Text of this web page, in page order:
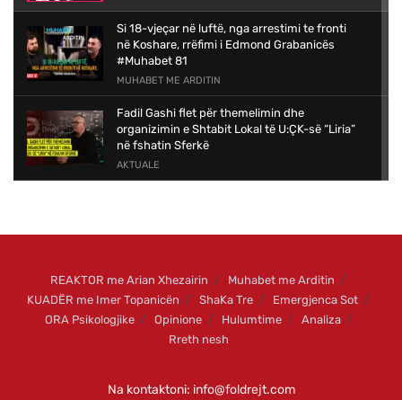
Si 18-vjeçar në luftë, nga arrestimi te fronti
në Koshare, rrëfimi i Edmond Grabanicës
#Muhabet 81
MUHABET ME ARDITIN
Fadil Gashi flet për themelimin dhe
organizimin e Shtabit Lokal të U:ÇK-së “Liria”
në fshatin Sferkë
AKTUALE
Kaligrafia e piktura e Semra Rashitit në
Çarshinë e vjetër të Shkupit | NARRACION
NARRACION
REAKTOR me ‪Arian Xhezairin
Muhabet me Arditin
KUADËR me Imer Topanicën
ShaKa Tre
Emergjenca Sot
ORA Psikologjike
Opinione Hulumtime
Analiza
Rreth nesh
Na kontaktoni: info@foldrejt.com